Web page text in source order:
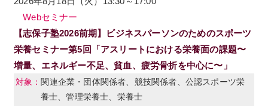
Webセミナー
【志保子塾2026前期】ビジネスパーソンのためのスポーツ
栄養セミナー第5回「アスリートにおける栄養面の課題〜
増量、エネルギー不足、貧血、疲労骨折を中心に〜」
関連企業・団体関係者、競技関係者、公認スポーツ栄
養士、管理栄養士、栄養士